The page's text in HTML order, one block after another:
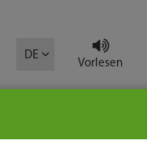
DE
Vorlesen